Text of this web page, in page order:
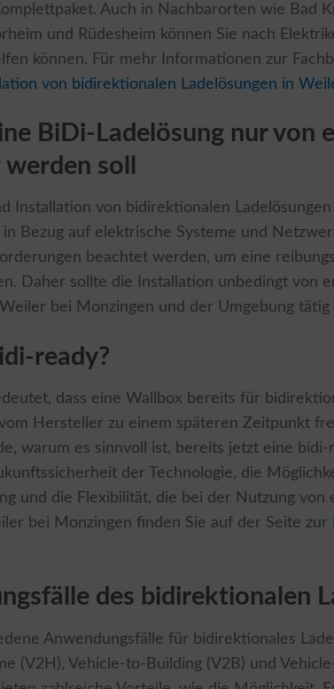
Auch in Nachbarorten wie Bad
und Rüdesheim können Sie nach
können. Für mehr Informationen zur
von bidirektionalen Ladelösungen in
BiDi-Ladelösung nur von
soll
Installation von bidirektionalen
Bezug auf elektrische Systeme und
beachtet werden, um eine
Daher sollte die Installation unbedingt von
bei Monzingen und der Umgebung tätig
ready?
dass eine Wallbox bereits für
Hersteller zu einem späteren Zeitpunkt
warum es sinnvoll ist, bereits jetzt eine bidi-
der Technologie, die
und die Flexibilität, die bei der Nutzung von
bei Monzingen finden Sie auf der Seite zur
des bidirektionalen
Anwendungsfälle für bidirektionales
(V2H), Vehicle-to-Building (V2B) und